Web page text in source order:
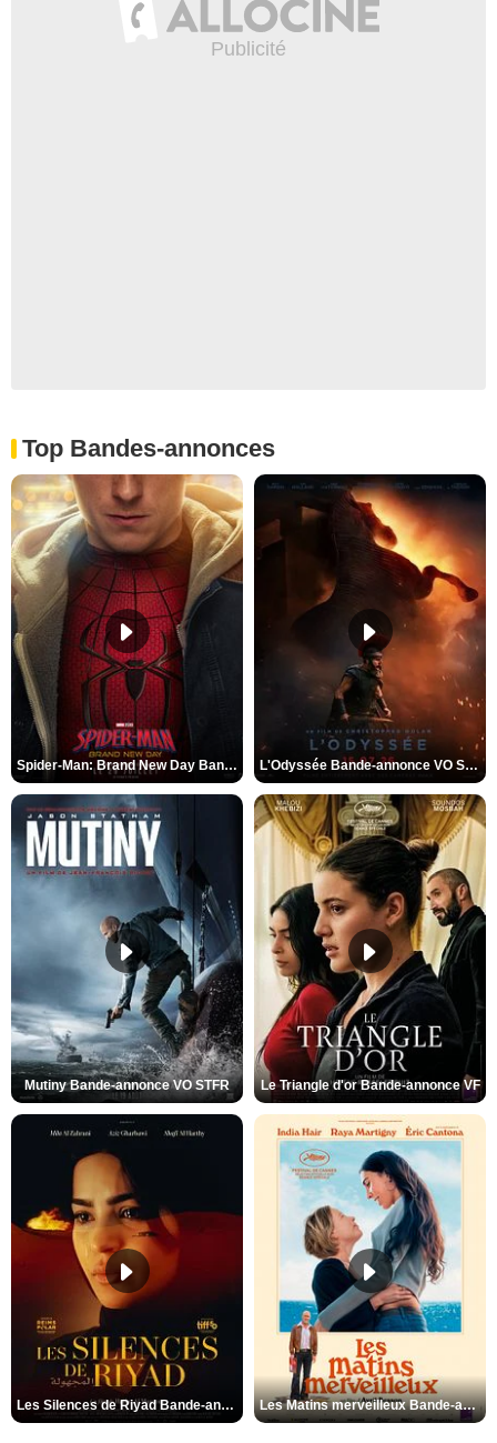
Top Bandes-annonces
Spider-Man: Brand New Day Bande-annonce VO STFR L'Odyssée Bande-annonce VO STFR
Mutiny Bande-annonce VO STFR Le Triangle d'or Bande-annonce VF
Les Silences de Riyad Bande-annonce VO STFR Les Matins merveilleux Bande-annonce VF